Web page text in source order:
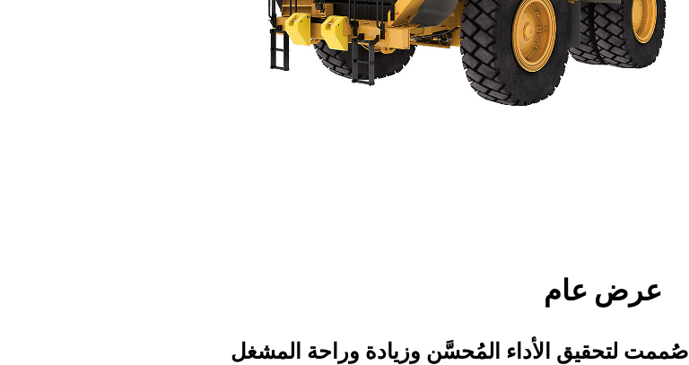
الأدوات
عرض عام
صُممت لتحقيق الأداء المُحسَّن وزيادة وراحة المشغل